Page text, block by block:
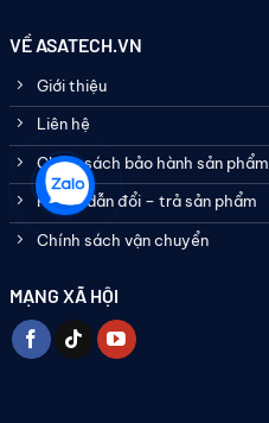
VỀ ASATECH.VN
Giới thiệu
Liên hệ
Chính sách bảo hành sản phẩm
Hướng dẫn đổi – trả sản phẩm
Chính sách vận chuyển
MẠNG XÃ HỘI